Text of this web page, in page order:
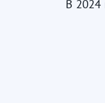
В 2024